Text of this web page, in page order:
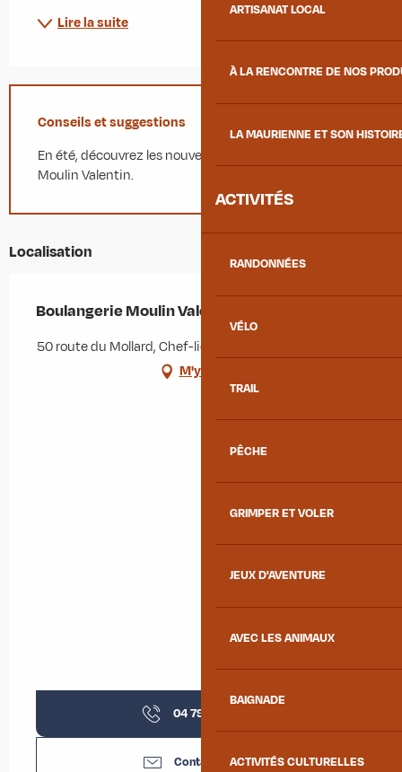
ARTISANAT LOCAL
À LA RENCONTRE DE NOS
LA MAURIENNE ET SON
ACTIVITÉS
RANDONNÉES
VÉLO
TRAIL
PÊCHE
GRIMPER ET VOLER
JEUX D'AVENTURE
AVEC LES ANIMAUX
BAIGNADE
ACTIVITÉS CULTURELLES
Lire la suite
Conseils et suggestions
En été, découvrez les nouvelles glaces à l'italienne du
Moulin Valentin.
Localisation
Boulangerie Moulin Valentin
50 route du Mollard, Chef-lieu, 73300 Albiez-Montrond
M'y rendre
04 79 59 33
Contactez-nous